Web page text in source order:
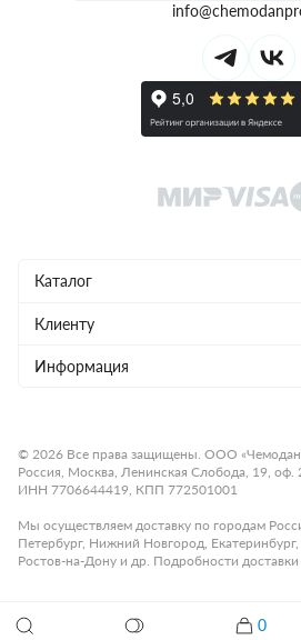
0
Каталог
Чемоданы
Рюкзаки
Аксессуары
Премиум
Акции и распродажи
Клиенту
Магазины
Гарантия и возврат
Карьера
Информация
Программа лояльности
Подарочные карты
Статьи
Контакты
Как настроить кодовый замок
© 2026 Все права защищены. ООО
Россия, Москва, Ленинская Слобода, 19,
ИНН 7706644419, КПП 772501001
Мы осуществляем доставку по городам
Петербург, Нижний Новгород,
Ростов-на-Дону и др. Подробности доставки